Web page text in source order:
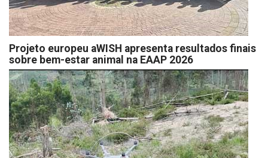
Projeto europeu aWISH apresenta resultados finais
sobre bem-estar animal na EAAP 2026